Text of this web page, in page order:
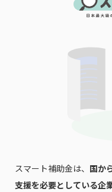
スマート補助金は、 国か
支援を必要としている企